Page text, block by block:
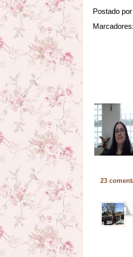
Postado por
Marcadores:
23